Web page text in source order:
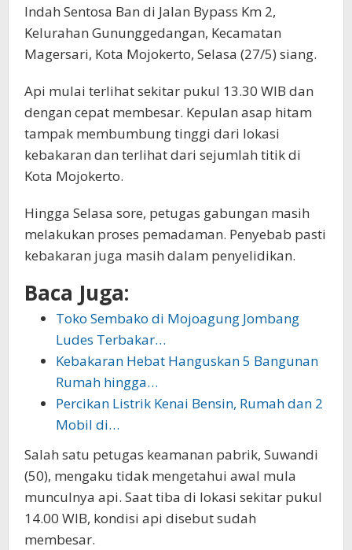
Indah Sentosa Ban di Jalan Bypass Km 2,
Kelurahan Gununggedangan, Kecamatan
Magersari, Kota Mojokerto, Selasa (27/5) siang.
Api mulai terlihat sekitar pukul 13.30 WIB dan
dengan cepat membesar. Kepulan asap hitam
tampak membumbung tinggi dari lokasi
kebakaran dan terlihat dari sejumlah titik di
Kota Mojokerto.
Hingga Selasa sore, petugas gabungan masih
melakukan proses pemadaman. Penyebab pasti
kebakaran juga masih dalam penyelidikan.
Baca Juga:
Toko Sembako di Mojoagung Jombang
Ludes Terbakar…
Kebakaran Hebat Hanguskan 5 Bangunan
Rumah hingga…
Percikan Listrik Kenai Bensin, Rumah dan 2
Mobil di…
Salah satu petugas keamanan pabrik, Suwandi
(50), mengaku tidak mengetahui awal mula
munculnya api. Saat tiba di lokasi sekitar pukul
14.00 WIB, kondisi api disebut sudah
membesar.